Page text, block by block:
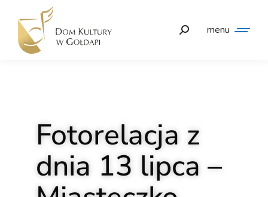
menu
Fotorelacja z
dnia 13 lipca –